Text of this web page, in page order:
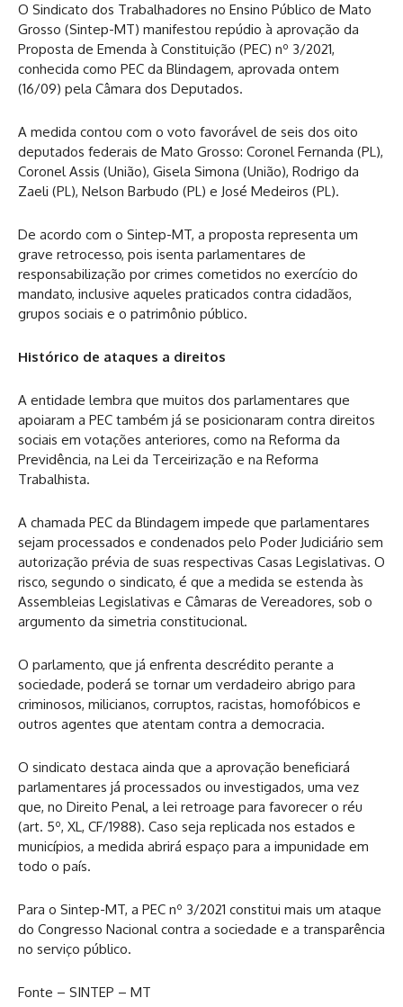
O Sindicato dos Trabalhadores no Ensino Público de Mato
Grosso (Sintep-MT) manifestou repúdio à aprovação da
Proposta de Emenda à Constituição (PEC) nº 3/2021,
conhecida como PEC da Blindagem, aprovada ontem
(16/09) pela Câmara dos Deputados.
A medida contou com o voto favorável de seis dos oito
deputados federais de Mato Grosso: Coronel Fernanda (PL),
Coronel Assis (União), Gisela Simona (União), Rodrigo da
Zaeli (PL), Nelson Barbudo (PL) e José Medeiros (PL).
De acordo com o Sintep-MT, a proposta representa um
grave retrocesso, pois isenta parlamentares de
responsabilização por crimes cometidos no exercício do
mandato, inclusive aqueles praticados contra cidadãos,
grupos sociais e o patrimônio público.
Histórico de ataques a direitos
A entidade lembra que muitos dos parlamentares que
apoiaram a PEC também já se posicionaram contra direitos
sociais em votações anteriores, como na Reforma da
Previdência, na Lei da Terceirização e na Reforma
Trabalhista.
A chamada PEC da Blindagem impede que parlamentares
sejam processados e condenados pelo Poder Judiciário sem
autorização prévia de suas respectivas Casas Legislativas. O
risco, segundo o sindicato, é que a medida se estenda às
Assembleias Legislativas e Câmaras de Vereadores, sob o
argumento da simetria constitucional.
O parlamento, que já enfrenta descrédito perante a
sociedade, poderá se tornar um verdadeiro abrigo para
criminosos, milicianos, corruptos, racistas, homofóbicos e
outros agentes que atentam contra a democracia.
O sindicato destaca ainda que a aprovação beneficiará
parlamentares já processados ou investigados, uma vez
que, no Direito Penal, a lei retroage para favorecer o réu
(art. 5º, XL, CF/1988). Caso seja replicada nos estados e
municípios, a medida abrirá espaço para a impunidade em
todo o país.
Para o Sintep-MT, a PEC nº 3/2021 constitui mais um ataque
do Congresso Nacional contra a sociedade e a transparência
no serviço público.
Fonte – SINTEP – MT